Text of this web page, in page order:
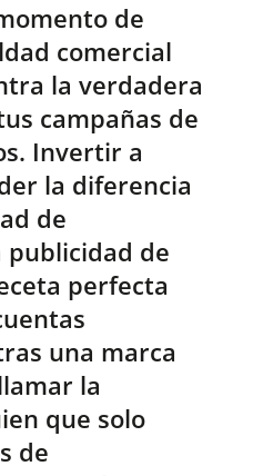
de
comercial
la verdadera
campañas de
Invertir a
la diferencia
de
de
perfecta
una marca
la
que solo
de